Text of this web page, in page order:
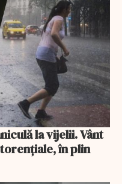
la vijelii. Vânt
în plin